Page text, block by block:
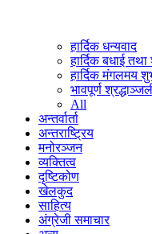
हार्दिक धन्यवाद
हार्दिक बधाई
हार्दिक मंगलमय
भावपूर्ण
All
अन्तर्वार्ता
अन्तराष्ट्रिय
मनोरञ्जन
व्यक्तित्व
दृष्टिकोण
खेलकुद
साहित्य
अंग्रेजी समाचार